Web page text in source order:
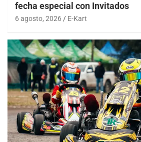
fecha especial con Invitados
6 agosto, 2026 E-Kart